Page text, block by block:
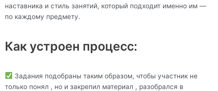
наставника и стиль занятий, который подходит именно им —
по каждому предмету.
Как устроен процесс:
Задания подобраны таким образом, чтобы участник не
только понял , но и закрепил материал , разобрался в